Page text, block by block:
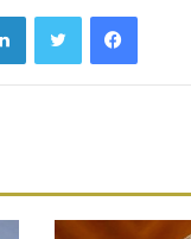
فيسبوك